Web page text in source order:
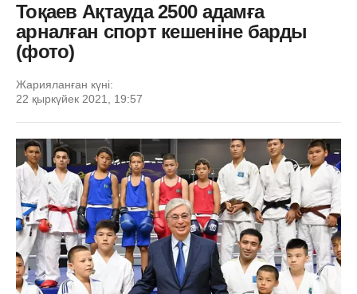
Тоқаев Ақтауда 2500 адамға
арналған спорт кешеніне барды
(фото)
Жарияланған күні:
22 қыркүйек 2021, 19:57